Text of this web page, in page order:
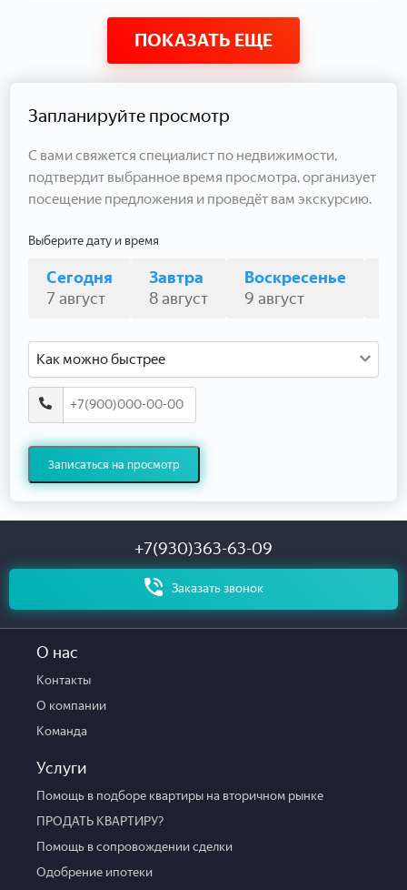
ПОКАЗАТЬ ЕЩЕ
Запланируйте просмотр
С вами свяжется специалист по недвижимости,
подтвердит выбранное время просмотра, организует
посещение предложения и проведёт вам экскурсию.
Выберите дату и время
Сегодня
7 август
Завтра
8 август
Воскресенье
9 август
Как можно быстрее
Записаться на просмотр
+7(930)363-63-09
Заказать звонок
О нас
Контакты
О компании
Команда
Услуги
Помощь в подборе квартиры на вторичном рынке
ПРОДАТЬ КВАРТИРУ?
Помощь в сопровождении сделки
Одобрение ипотеки